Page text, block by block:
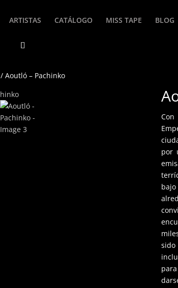
ARTISTAS CATÁLOGO MISS TAPE BLOG
/ Aoutló – Pachinko
por